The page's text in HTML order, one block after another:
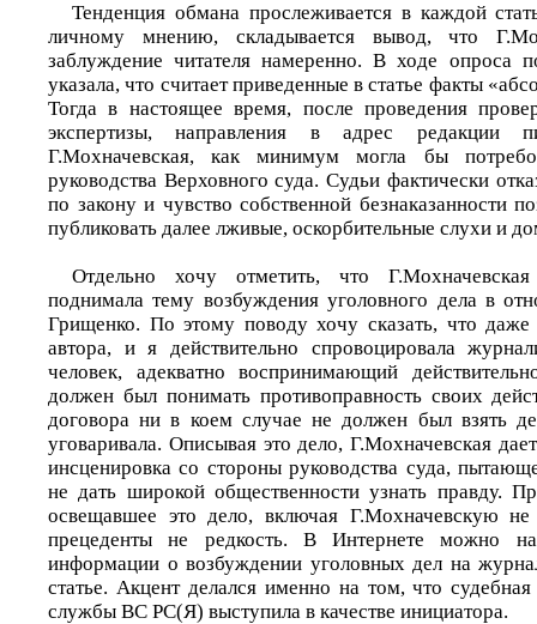
Тенденция обмана прослеживается в каждой
личному мнению, складывается вывод, что
заблуждение читателя намеренно. В ходе опроса
указала, что считает приведенные в статье факты
Тогда в настоящее время, после проведения
экспертизы, направления в адрес редакции
Г.Мохначевская, как минимум могла бы
руководства Верховного суда. Судьи фактически
по закону и чувство собственной безнаказанности
публиковать далее лживые, оскорбительные слухи и
Отдельно хочу отметить, что
поднимала тему возбуждения уголовного дела в
Грищенко. По этому поводу хочу сказать, что даже
автора, и я действительно спровоцировала
человек, адекватно воспринимающий
должен был понимать противоправность своих
договора ни в коем случае не должен был взять
уговаривала. Описывая это дело, Г.Мохначевская
инсценировка со стороны руководства суда,
не дать широкой общественности узнать правду.
освещавшее это дело, включая Г.Мохначевскую
прецеденты не редкость. В Интернете можно
информации о возбуждении уголовных дел на
статье. Акцент делался именно на том, что
службы ВС РС(Я) выступила в качестве инициатора.